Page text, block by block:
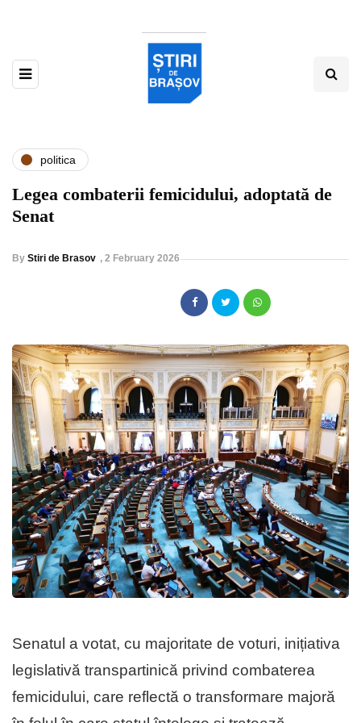
politica
Legea combaterii femicidului, adoptată de
Senat
By Stiri de Brasov , 2 February 2026
Senatul a votat, cu majoritate de voturi, inițiativa
legislativă transpartinică privind combaterea
femicidului, care reflectă o transformare majoră